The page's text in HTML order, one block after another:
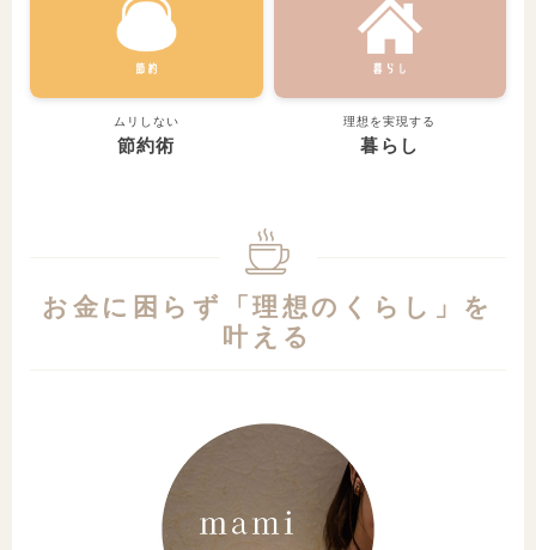
ムリしない
節約術
理想を実現する
暮らし
お金に困らず「理想のくらし」を
叶える